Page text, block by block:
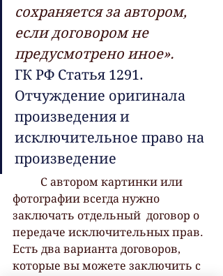
сохраняется за автором,
если договором не
предусмотрено иное».
ГК РФ Статья 1291.
Отчуждение оригинала
произведения и
исключительное право на
произведение
фотографии всегда нужно
заключать отдельный  договор о
передаче исключительных прав.
Есть два варианта договоров,
которые вы можете заключить с